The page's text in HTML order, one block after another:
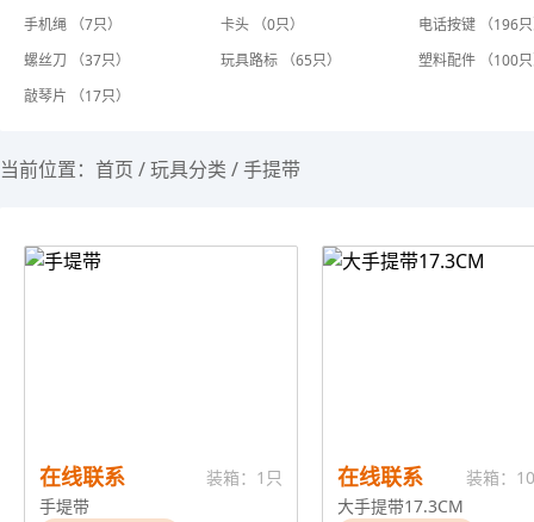
手机绳 （7只）
卡头 （0只）
电话按键 （196
螺丝刀 （37只）
玩具路标 （65只）
塑料配件 （100
敲琴片 （17只）
当前位置： 首页 /玩具分类 /手提带
在线联系
装箱：1只
手堤带
在线联系
装箱：
大手提带17.3CM